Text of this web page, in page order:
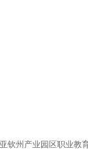
钦州产业园区职业教